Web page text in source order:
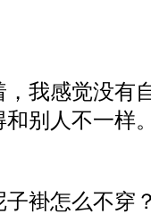
我感觉没有
别人不一
子褂怎么不穿